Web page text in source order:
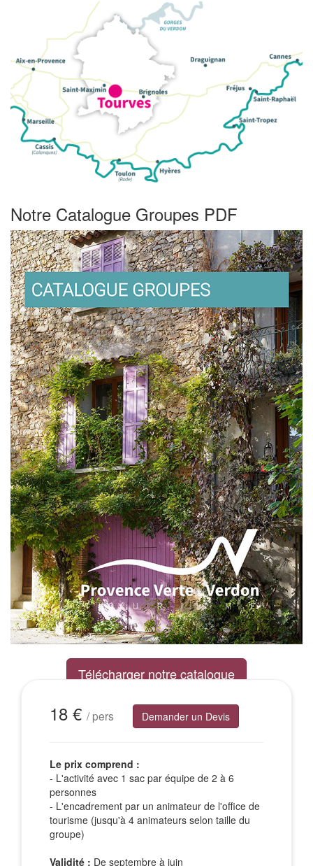
Notre Catalogue Groupes PDF
Télécharger notre catalogue
18 € / pers Demander un Devis
Le prix comprend :
- L'activité avec 1 sac par équipe de 2 à 6
personnes
- L'encadrement par un animateur de l'office de
tourisme (jusqu'à 4 animateurs selon taille du
groupe)
Validité : De septembre à juin